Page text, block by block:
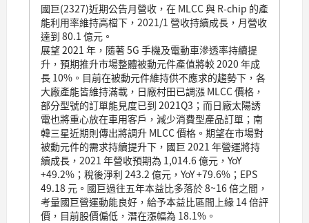
國巨(2327)近期公告月營收，在 MLCC 與 R-chip 的產
能利用率維持高檔下，2021/1 營收持續成長，月營收
達到 80.1 億元。
展望 2021 年，隨著 5G 手機及電動車滲透率持續提
升，預期推升市場整體被動元件產值將較 2020 年成
長 10%。目前在被動元件維持供不應求的趨勢下，各
大廠產能皆維持滿載，日廠村田已調漲 MLCC 價格，
部分型號的訂單能見度已到 2021Q3；而日廠太陽誘
電也將重心放在車用客戶，減少消費型產品訂單；南
韓三星近期則傳出將調升 MLCC 價格。期望在市場對
被動元件的需求持續提升下，國巨 2021 年營運將持
續成長，2021 年營收預期為 1,014.6 億元，YoY
+49.2%；稅後淨利 243.2 億元，YoY +79.6%；EPS
49.18 元。國巨過往五年本益比多落於 8~16 倍之間，
考量國巨營運動能良好，給予本益比區間上緣 14 倍評
價，目前股價偏低，潛在漲幅為 18.1%。